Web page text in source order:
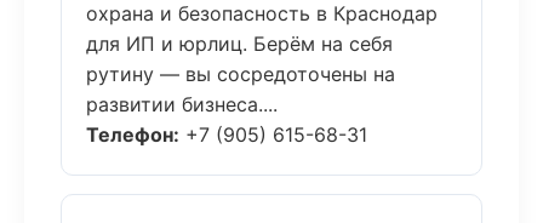
охрана и безопасность в Краснодар
для ИП и юрлиц. Берём на себя
рутину — вы сосредоточены на
развитии бизнеса....
Телефон: +7 (905) 615-68-31